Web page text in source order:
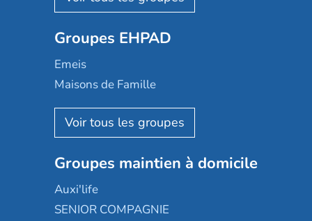
Mobicap
Domusvi
Happy Senior
Aquarelia
Nexity edenea
Les jardins d'Arcadie
Occitalia
Appartseniors
Groupes EHPAD
Emeis
Maisons de Famille
Korian
Emera
Groupe SOS
Le Noble Âge
Almage
Groupes maintien à domicile
Auxi'life
SENIOR COMPAGNIE